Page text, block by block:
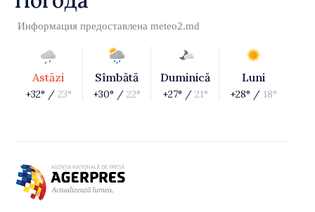
Информация предоставлена meteo2.md
Astăzi
+32° / 23°
Sîmbătă
+30° / 22°
Duminică
+27° / 21°
Luni
+28° / 18°